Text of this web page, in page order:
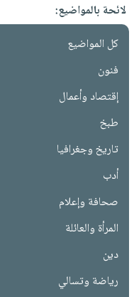
لائحة بالمواضيع:
كل المواضيع
فنون
إقتصاد وأعمال
طبخ
تاريخ وجغرافيا
أدب
صحافة وإعلام
المرأة والعائلة
دين
رياضة وتسالي